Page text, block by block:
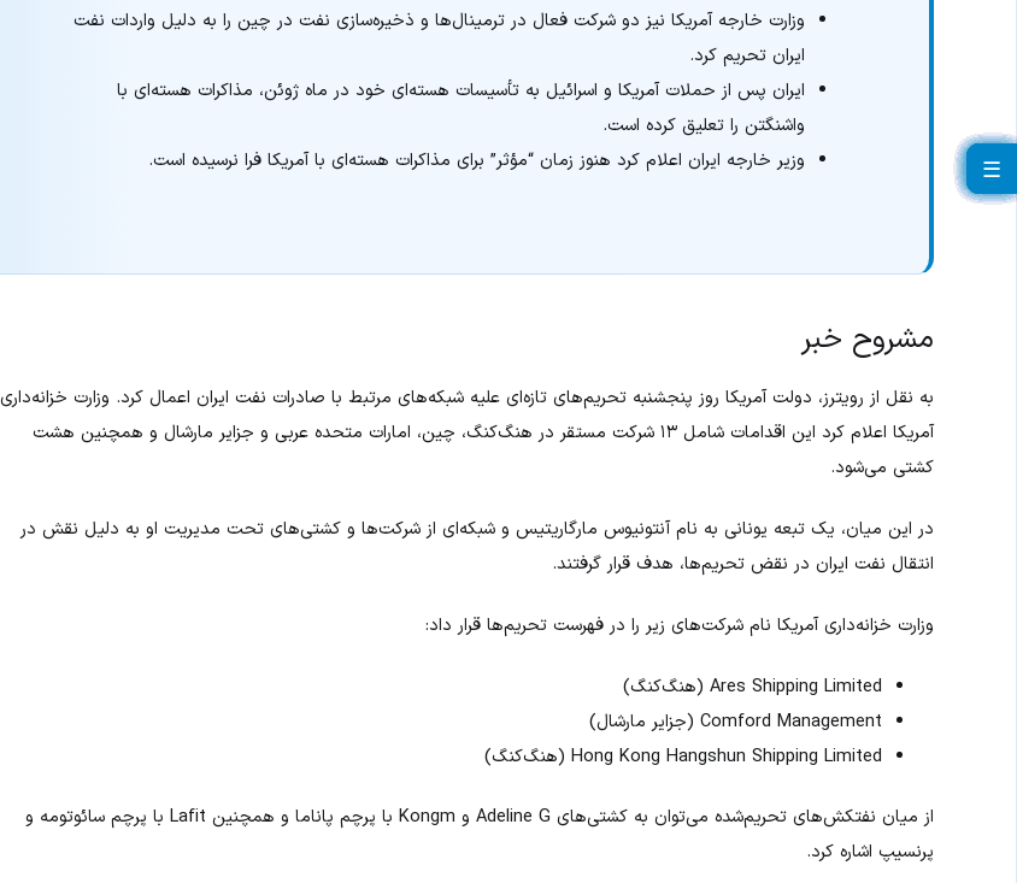
وزارت خارجه آمریکا نیز دو شرکت فعال در ترمینال‌ها و ذخیره‌سازی نفت در چین را به دلیل واردات نفت
ایران تحریم کرد.
ایران پس از حملات آمریکا و اسرائیل به تأسیسات هسته‌ای خود در ماه ژوئن، مذاکرات هسته‌ای با
واشنگتن را تعلیق کرده است.
وزیر خارجه ایران اعلام کرد هنوز زمان “مؤثر” برای مذاکرات هسته‌ای با آمریکا فرا نرسیده است.
مشروح خبر
به نقل از رویترز، دولت آمریکا روز پنجشنبه تحریم‌های تازه‌ای علیه شبکه‌های مرتبط با صادرات نفت ایران اعمال کرد. وزارت خزانه‌داری
آمریکا اعلام کرد این اقدامات شامل ۱۳ شرکت مستقر در هنگ‌کنگ، چین، امارات متحده عربی و جزایر مارشال و همچنین هشت
کشتی می‌شود.
در این میان، یک تبعه یونانی به نام آنتونیوس مارگاریتیس و شبکه‌ای از شرکت‌ها و کشتی‌های تحت مدیریت او به دلیل نقش در
انتقال نفت ایران در نقض تحریم‌ها، هدف قرار گرفتند.
وزارت خزانه‌داری آمریکا نام شرکت‌های زیر را در فهرست تحریم‌ها قرار داد:
Ares Shipping Limited (هنگ‌کنگ)
Comford Management (جزایر مارشال)
Hong Kong Hangshun Shipping Limited (هنگ‌کنگ)
از میان نفتکش‌های تحریم‌شده می‌توان به کشتی‌های Adeline G و Kongm با پرچم پاناما و همچنین Lafit با پرچم سائوتومه و
پرنسیپ اشاره کرد.
☰
☰
☰
☰
☰
☰
☰
☰
☰
☰
☰
☰
☰
☰
☰
☰
☰
☰
☰
☰